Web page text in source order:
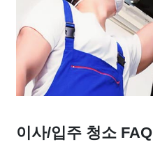
이사/입주 청소 FAQ